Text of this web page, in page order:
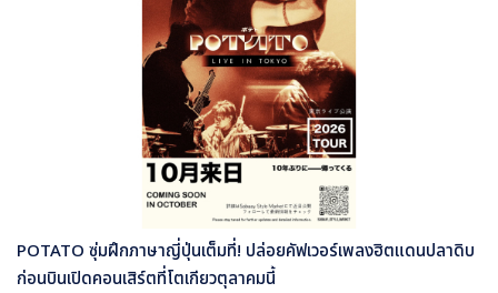
POTATO ซุ่มฝึกภาษาญี่ปุ่นเต็มที่! ปล่อยคัฟเวอร์เพลงฮิตแดนปลาดิบ
ก่อนบินเปิดคอนเสิร์ตที่โตเกียวตุลาคมนี้